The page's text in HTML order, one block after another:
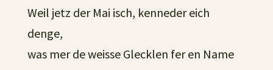
Weil jetz der Mai isch, kenneder eich
denge,
was mer de weisse Glecklen fer en Name